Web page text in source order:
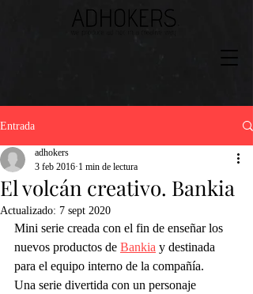
Entrada
El volcán creativo. Bankia
adhokers
3 feb 2016 1 min de lectura
Actualizado: 7 sept 2020
Mini serie creada con el fin de enseñar los
nuevos productos de Bankia y destinada
para el equipo interno de la compañía.
Una serie divertida con un personaje